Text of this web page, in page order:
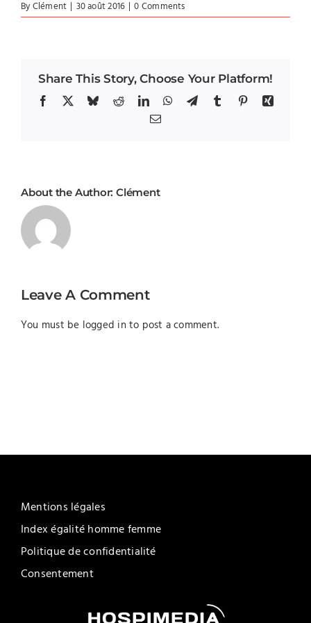
ByClément | 30 août 2016 | 0 Comments
Share This Story, Choose Your Platform!
Facebook BlueskyRedditLinkedInWhatsApp
TelegramTumblrPinterestXing
Email
About the Author: Clément
Leave A Comment
You must be logged in to post a comment.
Mentions légales
Index égalité homme femme
Politique de confidentialité
Consentement